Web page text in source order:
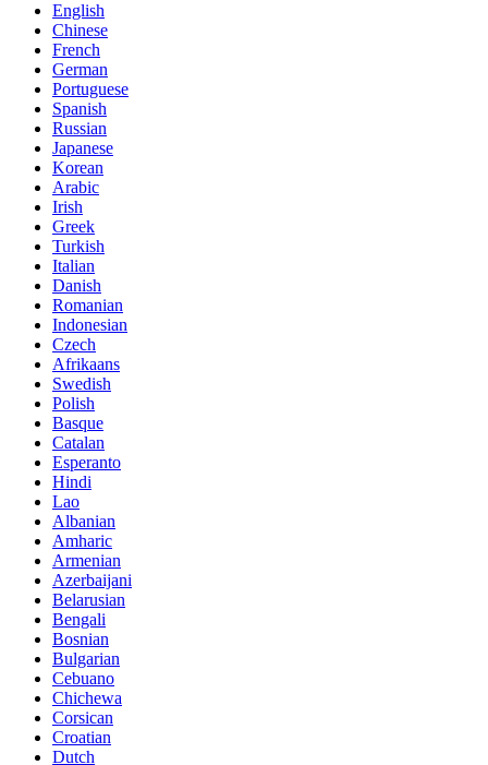
English
Chinese
French
German
Portuguese
Spanish
Russian
Japanese
Korean
Arabic
Irish
Greek
Turkish
Italian
Danish
Romanian
Indonesian
Czech
Afrikaans
Swedish
Polish
Basque
Catalan
Esperanto
Hindi
Lao
Albanian
Amharic
Armenian
Azerbaijani
Belarusian
Bengali
Bosnian
Bulgarian
Cebuano
Chichewa
Corsican
Croatian
Dutch